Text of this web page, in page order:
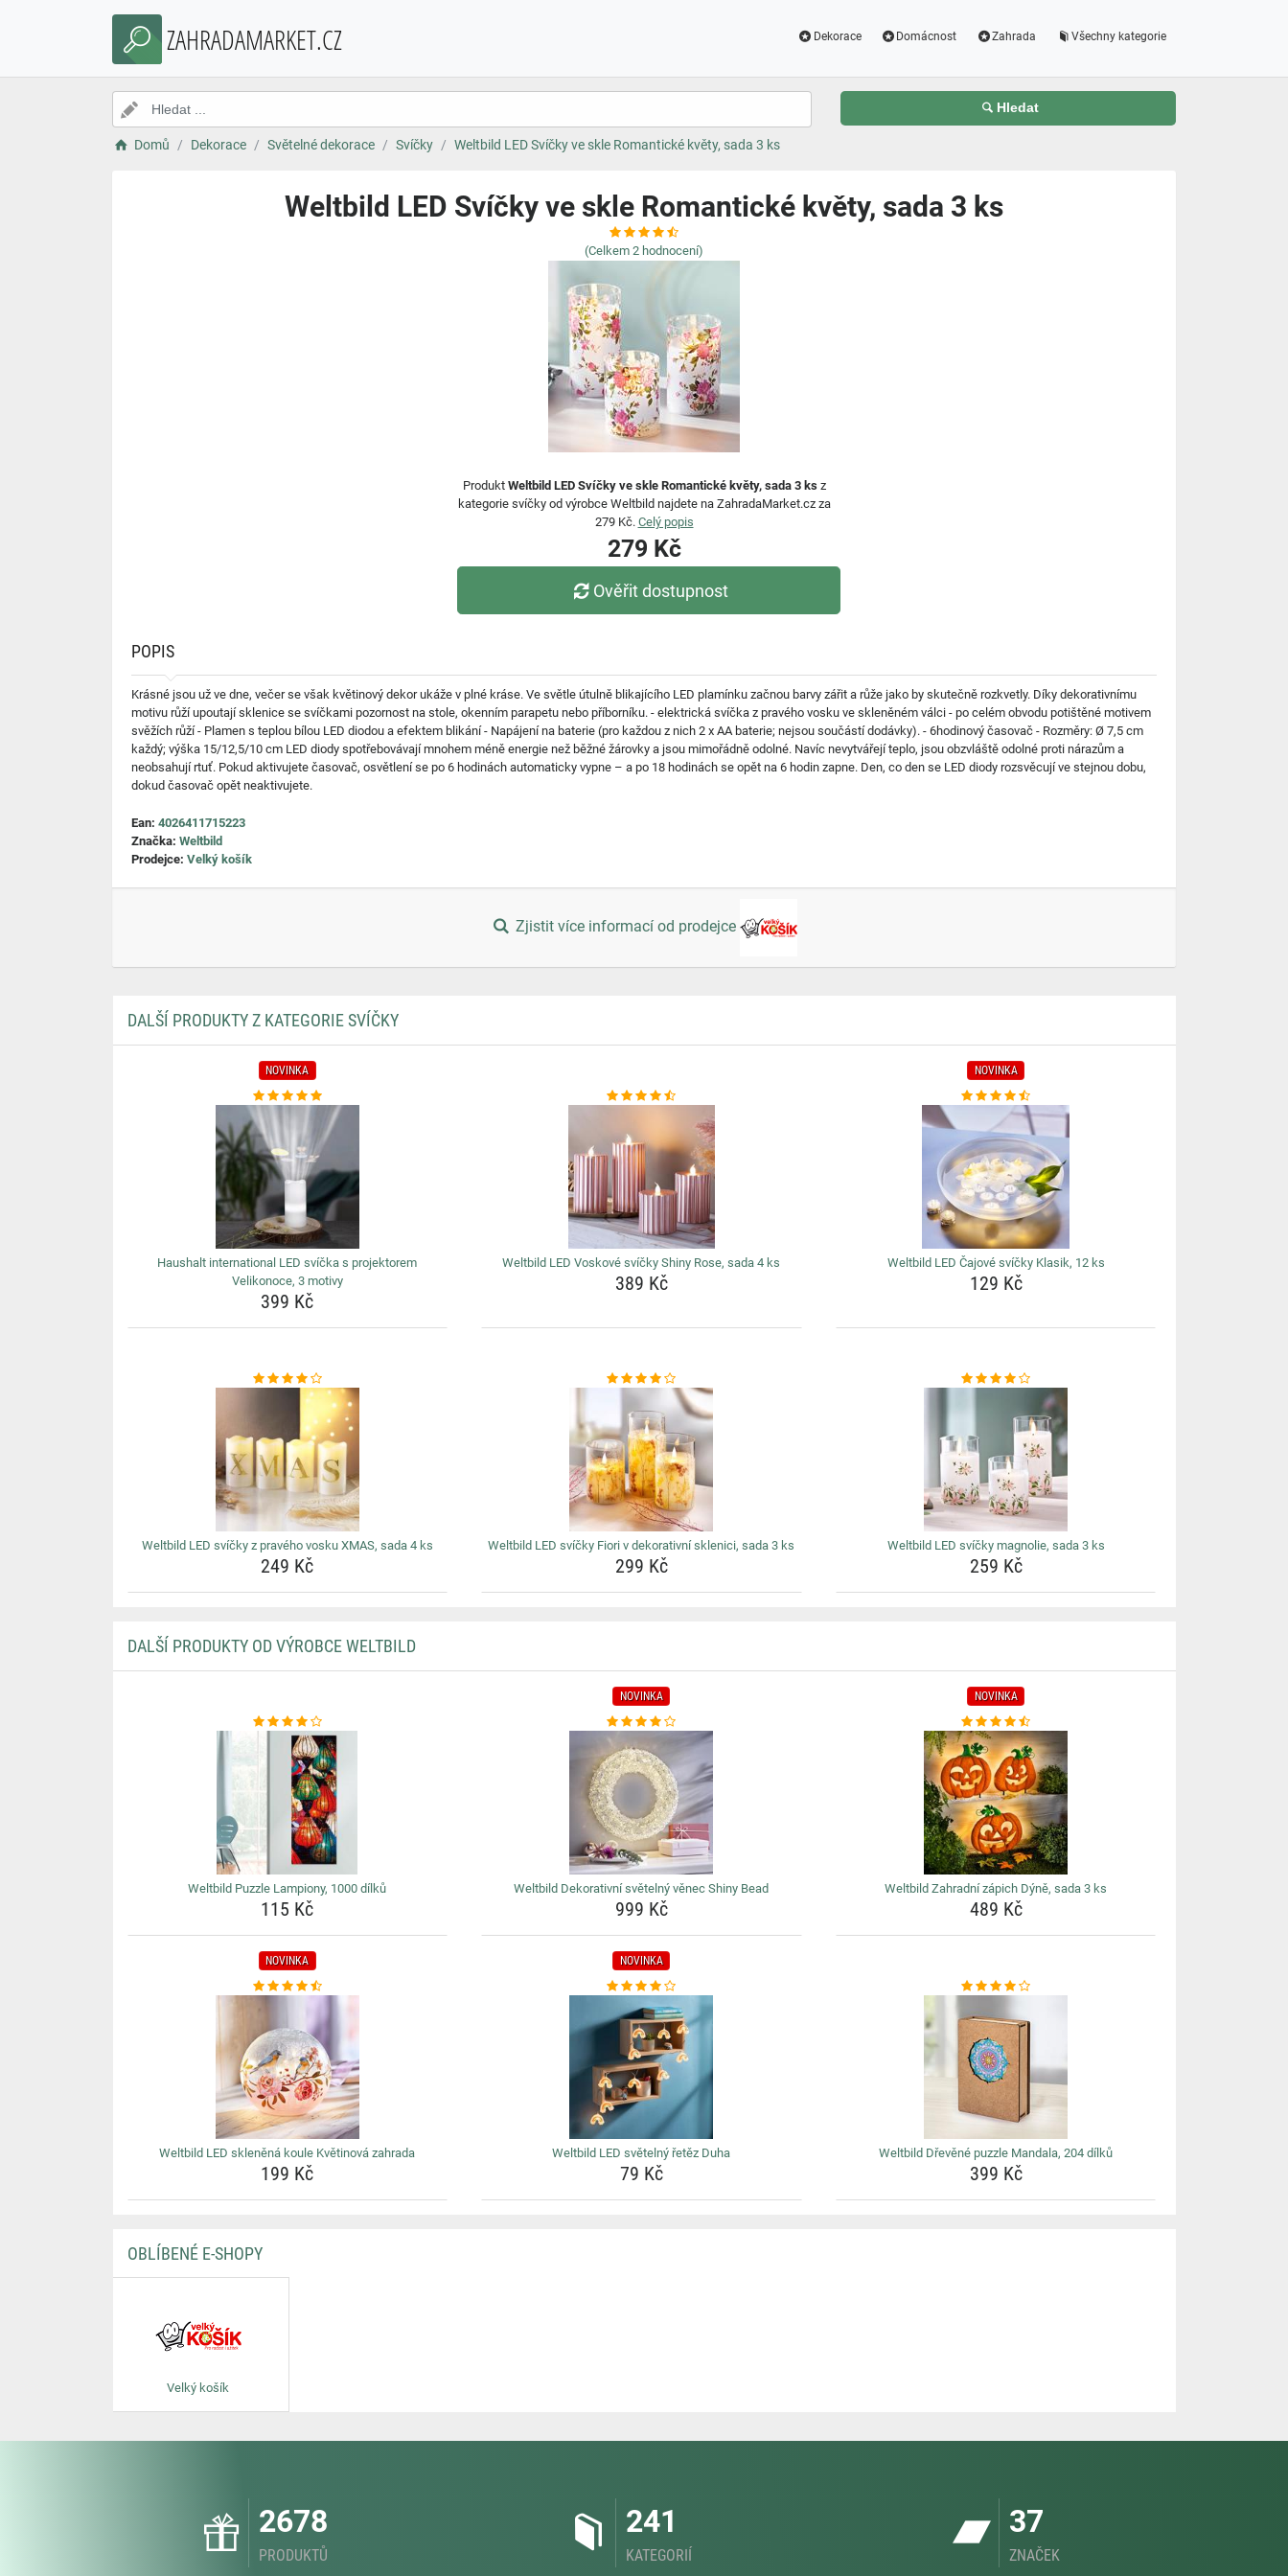
ZAHRADAMARKET.CZ Dekorace Domácnost Zahrada Všechny kategorie
Hledat
Domů Dekorace Světelné dekorace Svíčky Weltbild LED Svíčky ve skle Romantické květy, sada 3 ks
Weltbild LED Svíčky ve skle Romantické květy, sada 3 ks
(Celkem 2 hodnocení)
Produkt Weltbild LED Svíčky ve skle Romantické květy, sada 3 ksz
kategorie svíčky od výrobce Weltbild najdete na ZahradaMarket.cz za
279 Kč. Celý popis
279 Kč
Ověřit dostupnost
POPIS
Krásné jsou už ve dne, večer se však květinový dekor ukáže v plné kráse. Ve světle útulně blikajícího LED plamínku začnou barvy zářit a růže jako by skutečně rozkvetly. Díky dekorativnímu
motivu růží upoutají sklenice se svíčkami pozornost na stole, okenním parapetu nebo příborníku. - elektrická svíčka z pravého vosku ve skleněném válci - po celém obvodu potištěné motivem
svěžích růží - Plamen s teplou bílou LED diodou a efektem blikání - Napájení na baterie (pro každou z nich 2 x AA baterie; nejsou součástí dodávky). - 6hodinový časovač - Rozměry: Ø 7,5 cm
každý; výška 15/12,5/10 cm LED diody spotřebovávají mnohem méně energie než běžné žárovky a jsou mimořádně odolné. Navíc nevytvářejí teplo, jsou obzvláště odolné proti nárazům a
neobsahují rtuť. Pokud aktivujete časovač, osvětlení se po 6 hodinách automaticky vypne – a po 18 hodinách se opět na 6 hodin zapne. Den, co den se LED diody rozsvěcují ve stejnou dobu,
dokud časovač opět neaktivujete.
Ean: 4026411715223
Značka: Weltbild
Prodejce: Velký košík
Zjistit více informací od prodejce
DALŠÍ PRODUKTY Z KATEGORIE SVÍČKY
NOVINKA
Haushalt international LED svíčka s projektorem
Velikonoce, 3 motivy
399 Kč
Weltbild LED Voskové svíčky Shiny Rose, sada 4 ks
389 Kč
NOVINKA
Weltbild LED Čajové svíčky Klasik, 12 ks
129 Kč
Weltbild LED svíčky z pravého vosku XMAS, sada 4 ks
249 Kč
Weltbild LED svíčky Fiori v dekorativní sklenici, sada 3 ks
299 Kč
Weltbild LED svíčky magnolie, sada 3 ks
259 Kč
DALŠÍ PRODUKTY OD VÝROBCE WELTBILD
Weltbild Puzzle Lampiony, 1000 dílků
115 Kč
NOVINKA
Weltbild Dekorativní světelný věnec Shiny Bead
999 Kč
NOVINKA
Weltbild Zahradní zápich Dýně, sada 3 ks
489 Kč
NOVINKA
Weltbild LED skleněná koule Květinová zahrada
199 Kč
NOVINKA
Weltbild LED světelný řetěz Duha
79 Kč
Weltbild Dřevěné puzzle Mandala, 204 dílků
399 Kč
OBLÍBENÉ E-SHOPY
Velký košík
2678
PRODUKTŮ
241
KATEGORIÍ
37
ZNAČEK